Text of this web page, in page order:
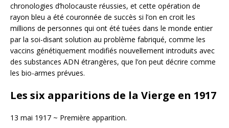
chronologies d’holocauste réussies, et cette opération de
rayon bleu a été couronnée de succès si l’on en croit les
millions de personnes qui ont été tuées dans le monde entier
par la soi-disant solution au problème fabriqué, comme les
vaccins génétiquement modifiés nouvellement introduits avec
des substances ADN étrangères, que l’on peut décrire comme
les bio-armes prévues.
Les six apparitions de la Vierge en 1917
13 mai 1917 ~ Première apparition.